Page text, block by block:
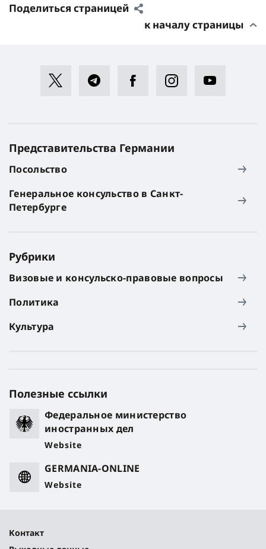
Поделиться страницей
к началу страницы
Представительства Германии
Посольство
Генеральное консульство в Санкт-
Петербурге
Рубрики
Визовые и консульско-правовые вопросы
Политика
Культура
Полезные ссылки
Федеральное министерство
иностранных дел
Website
GERMANIA-ONLINE
Website
Контакт